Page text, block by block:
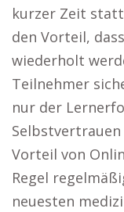
kurzer Zeit
den Vorteil,
wiederholt
Teilnehmer
nur der
Selbstvertrauen
Vorteil von
Regel
neuesten